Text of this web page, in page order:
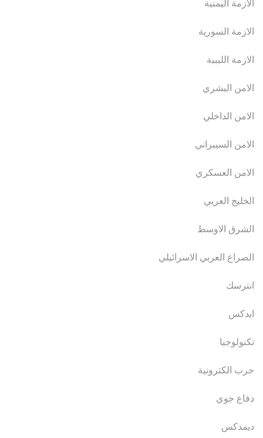
الازمة اليمنية
الازمة السورية
الازمة الليبية
الامن البشري
الامن الداخلي
الامن السيبراني
الامن العسكري
الخليج العربي
الشرق الاوسط
الصراع العربي الاسرائيلي
انترسك
ايدكس
تكنولوجيا
حرب الكترونية
دفاع جوي
ديمدكس